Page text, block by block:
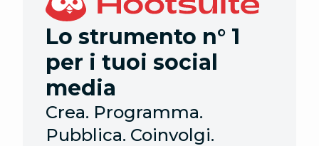
Lo strumento n° 1
per i tuoi social
media
Crea. Programma.
Pubblica. Coinvolgi.